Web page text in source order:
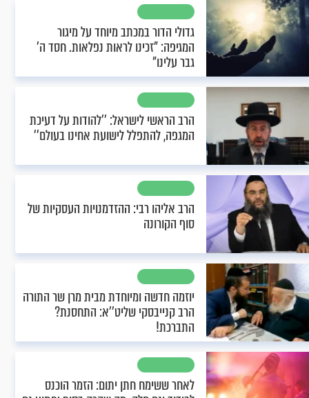
גדולי הדור במכתב מיוחד על מיגור
המגיפה: "זכינו לראות נפלאות. חסד ה’
גבר עלינו"
הרב הראשי לישראל: ’’להודות על דעיכת
המגפה, להתפלל לישועת אחינו בעולם’’
הרב אליהו רבי: ההזדמנויות העסקיות של
סוף הקורונה
יוזמה חדשה ומיוחדת מבית מרן שר התורה
הרב קנייבסקי שליט’’א: התחסנת?
התברכת!
לאחר ששימח חתן יתום: הזמר הוכנס